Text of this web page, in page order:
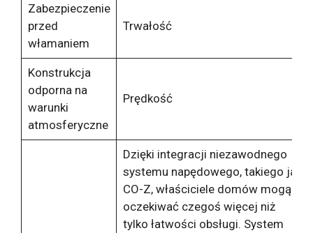
Zabezpieczenie
przed
włamaniem
Trwałość
Konstrukcja
odporna na
warunki
atmosferyczne
Prędkość
Dzięki integracji niezawodnego
systemu napędowego, takiego jak
CO-Z, właściciele domów mogą
oczekiwać czegoś więcej niż
tylko łatwości obsługi. System